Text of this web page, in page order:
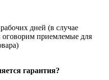
дней (в случае
оговорим приемлемые для
гарантия?